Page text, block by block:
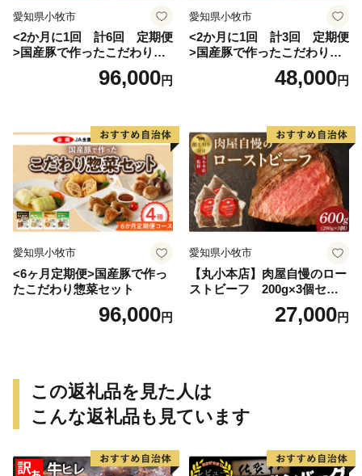
愛知県小牧市
<2か月に1回 計6回 定期便
>国産豚で作ったこだわり惣
96,000円
愛知県小牧市
<2か月に1回 計3回 定期便
>国産豚で作ったこだわり惣
48,000円
愛知県小牧市
<6ヶ月定期便>国産豚で作っ
たこだわり惣菜セット
96,000円
愛知県小牧市
【丸小本店】肉屋自慢のロー
ストビーフ 200g×3個セッ
27,000円
この返礼品を見た人は
こんな返礼品も見ています